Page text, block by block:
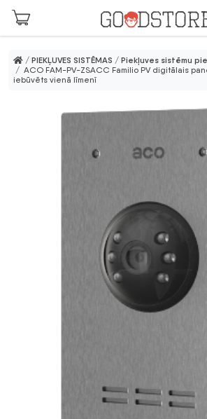
Skip to main content
/ PIEKĻUVES SISTĒMAS / Piekļuves sistēmu
/ ACO FAM-PV-ZSACC Familio PV digitālais
iebūvēts vienā līmenī